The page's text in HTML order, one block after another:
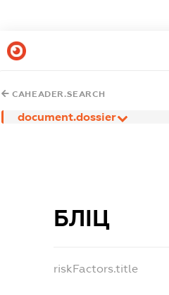
CAHEADER.SEARCH
document.dossier
БЛІЦ
riskFactors.title